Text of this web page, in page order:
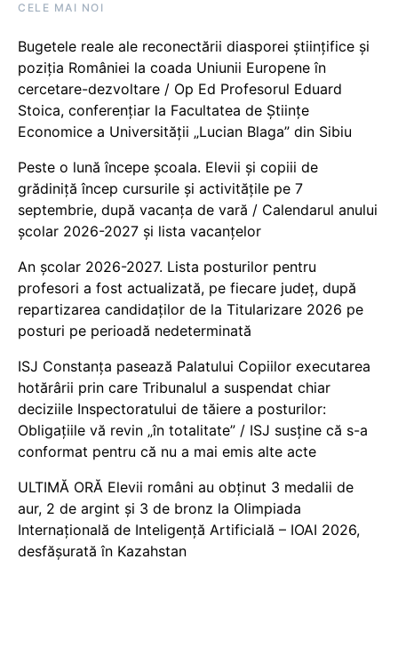
CELE MAI NOI
Bugetele reale ale reconectării diasporei științifice și
poziția României la coada Uniunii Europene în
cercetare-dezvoltare / Op Ed Profesorul Eduard
Stoica, conferențiar la Facultatea de Științe
Economice a Universității „Lucian Blaga” din Sibiu
Peste o lună începe școala. Elevii și copiii de
grădiniță încep cursurile și activitățile pe 7
septembrie, după vacanța de vară / Calendarul anului
școlar 2026-2027 și lista vacanțelor
An școlar 2026-2027. Lista posturilor pentru
profesori a fost actualizată, pe fiecare județ, după
repartizarea candidaților de la Titularizare 2026 pe
posturi pe perioadă nedeterminată
ISJ Constanța pasează Palatului Copiilor executarea
hotărârii prin care Tribunalul a suspendat chiar
deciziile Inspectoratului de tăiere a posturilor:
Obligațiile vă revin „în totalitate” / ISJ susține că s-a
conformat pentru că nu a mai emis alte acte
ULTIMĂ ORĂ Elevii români au obținut 3 medalii de
aur, 2 de argint și 3 de bronz la Olimpiada
Internațională de Inteligență Artificială – IOAI 2026,
desfășurată în Kazahstan